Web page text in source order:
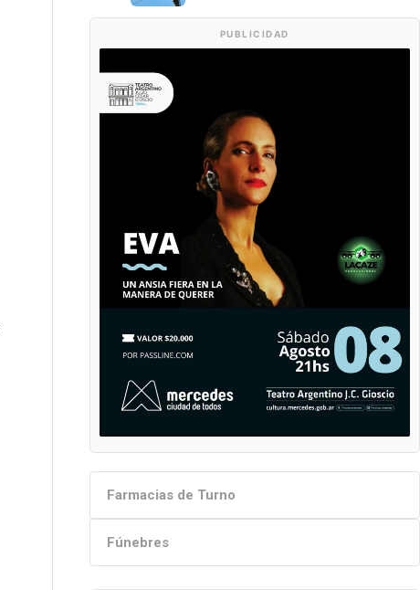
PUBLICIDAD
Farmacias de Turno
Fúnebres